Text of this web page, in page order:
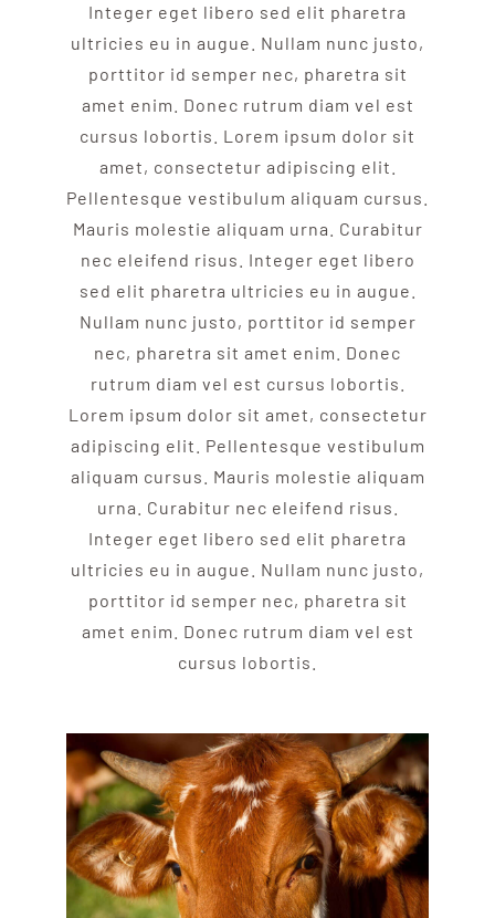
Integer eget libero sed elit pharetra
ultricies eu in augue. Nullam nunc justo,
porttitor id semper nec, pharetra sit
amet enim. Donec rutrum diam vel est
cursus lobortis. Lorem ipsum dolor sit
amet, consectetur adipiscing elit.
Pellentesque vestibulum aliquam cursus.
Mauris molestie aliquam urna. Curabitur
nec eleifend risus. Integer eget libero
sed elit pharetra ultricies eu in augue.
Nullam nunc justo, porttitor id semper
nec, pharetra sit amet enim. Donec
rutrum diam vel est cursus lobortis.
Lorem ipsum dolor sit amet, consectetur
adipiscing elit. Pellentesque vestibulum
aliquam cursus. Mauris molestie aliquam
urna. Curabitur nec eleifend risus.
Integer eget libero sed elit pharetra
ultricies eu in augue. Nullam nunc justo,
porttitor id semper nec, pharetra sit
amet enim. Donec rutrum diam vel est
cursus lobortis.